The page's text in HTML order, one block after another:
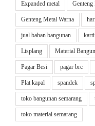
Expanded metal Genteng
Genteng Metal Warna
jual bahan bangunan
Lisplang Material
Pagar Besi pagar brc
Plat kapal spandek
toko bangunan semarang
toko material semarang